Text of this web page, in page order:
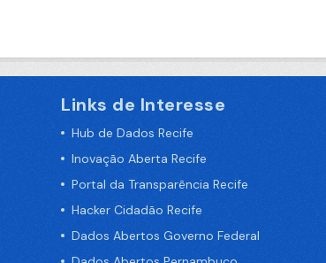
Links de Interesse
Hub de Dados Recife
Inovação Aberta Recife
Portal da Transparência Recife
Hacker Cidadão Recife
Dados Abertos Governo Federal